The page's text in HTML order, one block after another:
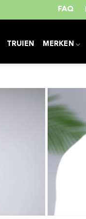
FAQ
TRUIEN MERKEN